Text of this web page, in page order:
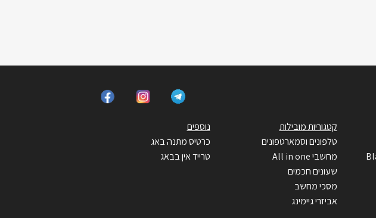
קטגוריות מובילות
טלפונים וסמארטפונים
מחשבי All in one
שעונים חכמים
מסכי מחשב
אביזרי גיימינג
נוספים
כרטיס מתנה באג
טרייד אין בבאג